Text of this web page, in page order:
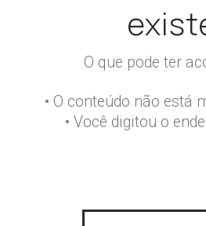
O que pode ter
• O conteúdo não está
• Você digitou o